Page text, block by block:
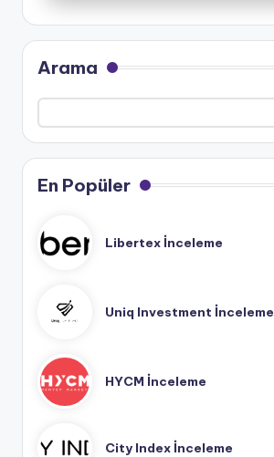
Arama
En Popüler
Libertex İnceleme
Uniq Investment İnceleme
HYCM İnceleme
City Index İnceleme